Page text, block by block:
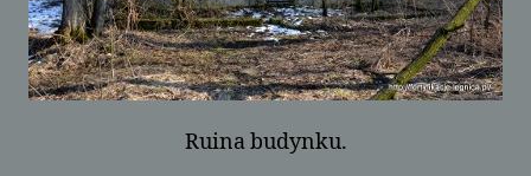
Ruina budynku.